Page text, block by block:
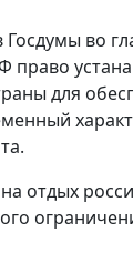
Госдумы во
право
для
отдых